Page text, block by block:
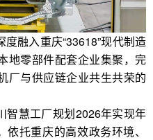
融入重庆“33618”现代制造
地零部件配套企业集聚，完
厂与供应链企业共生共荣的
智慧工厂规划2026年实现年
托重庆的高效政务环境、